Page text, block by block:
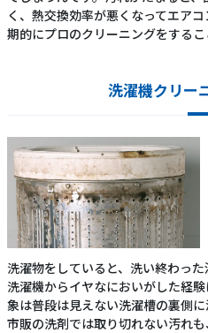
く、熱交換効率が悪くなってエア
期的にプロのクリーニングをするこ
洗濯機クリー
洗濯物をしていると、洗い終わっ
洗濯機からイヤなにおいがした経
象は普段は見えない洗濯槽の裏側
市販の洗剤では取り切れない汚れ